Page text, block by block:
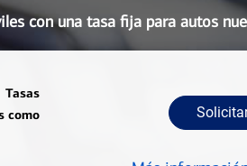
con una tasa fija para autos
Tasas
como